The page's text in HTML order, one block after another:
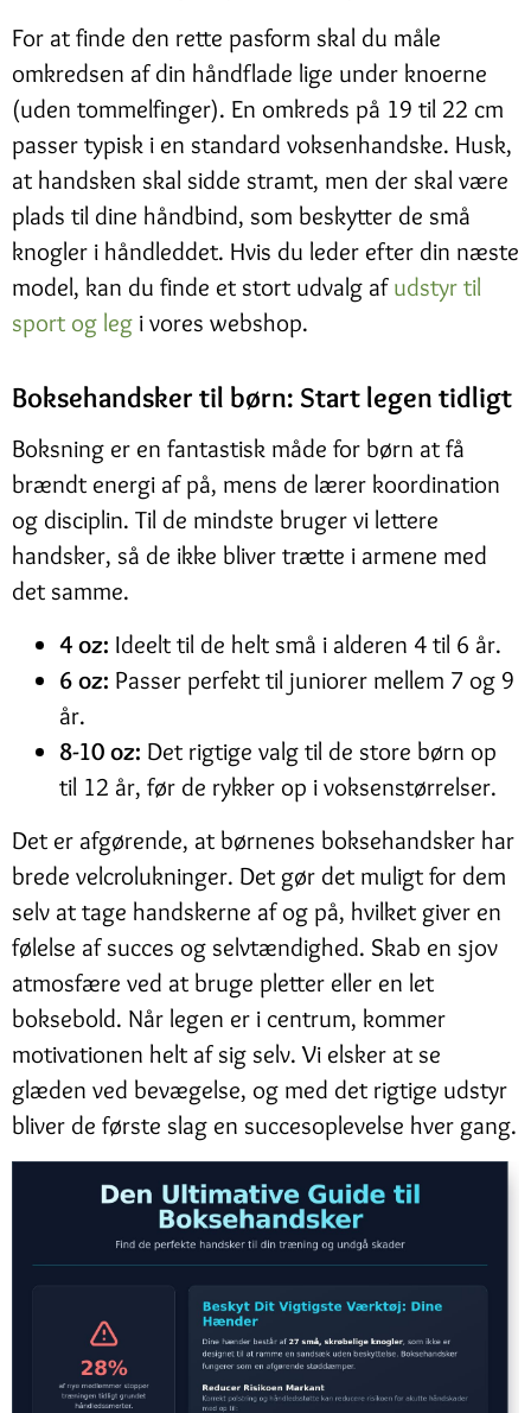
For at finde den rette pasform skal du måle
omkredsen af din håndflade lige under knoerne
(uden tommelfinger). En omkreds på 19 til 22 cm
passer typisk i en standard voksenhandske. Husk,
at handsken skal sidde stramt, men der skal være
plads til dine håndbind, som beskytter de små
knogler i håndleddet. Hvis du leder efter din næste
model, kan du finde et stort udvalg af udstyr til
sport og leg i vores webshop.
Boksehandsker til børn: Start legen tidligt
Boksning er en fantastisk måde for børn at få
brændt energi af på, mens de lærer koordination
og disciplin. Til de mindste bruger vi lettere
handsker, så de ikke bliver trætte i armene med
det samme.
4 oz: Ideelt til de helt små i alderen 4 til 6 år.
6 oz: Passer perfekt til juniorer mellem 7 og 9
år.
8-10 oz: Det rigtige valg til de store børn op
til 12 år, før de rykker op i voksenstørrelser.
Det er afgørende, at børnenes boksehandsker har
brede velcrolukninger. Det gør det muligt for dem
selv at tage handskerne af og på, hvilket giver en
følelse af succes og selvtændighed. Skab en sjov
atmosfære ved at bruge pletter eller en let
boksebold. Når legen er i centrum, kommer
motivationen helt af sig selv. Vi elsker at se
glæden ved bevægelse, og med det rigtige udstyr
bliver de første slag en succesoplevelse hver gang.